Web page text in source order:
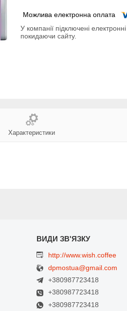
У компанії підключені
покидаючи сайту.
Характеристики
http://www.wish.coffee
dpmostua@gmail.com
+380987723418
+380987723418
+380987723418